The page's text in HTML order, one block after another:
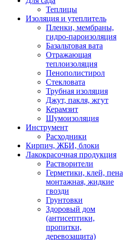
Теплицы
Изоляция и утеплитель
Пленки, мембраны,
гидро-пароизоляция
Базальтовая вата
Отражающая
теплоизоляция
Пенополистирол
Стекловата
Трубная изоляция
Джут, пакля, жгут
Керамзит
Шумоизоляция
Инструмент
Расходники
Кирпич, ЖБИ, блоки
Лакокрасочная продукция
Растворители
Герметики, клей, пена
монтажная, жидкие
гвозди
Грунтовки
Здоровый дом
(антисептики,
пропитки,
деревозащита)